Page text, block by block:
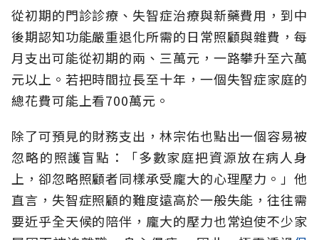
從初期的門診診療、失智症治療與新藥費用，到中
後期認知功能嚴重退化所需的日常照顧與雜費，每
月支出可能從初期的兩、三萬元，一路攀升至六萬
元以上。若把時間拉長至十年，一個失智症家庭的
總花費可能上看700萬元。
除了可預見的財務支出，林宗佑也點出一個容易被
忽略的照護盲點：「多數家庭把資源放在病人身
上，卻忽略照顧者同樣承受龐大的心理壓力。」他
直言，失智症照顧的難度遠高於一般失能，往往需
要近乎全天候的陪伴，龐大的壓力也常迫使不少家